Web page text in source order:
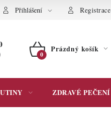
Přihlášení Registrace
NÁKUPNÍ
Prázdný košík
ZDRAVÉ PEČENÍ